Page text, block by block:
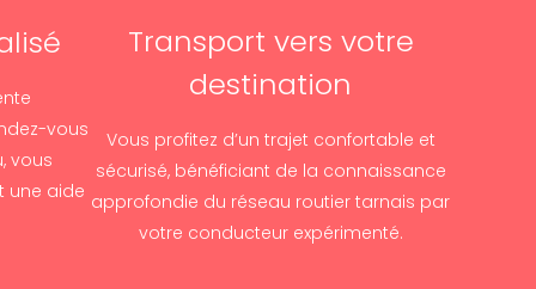
vous
vous
une aide
Transport vers votre
destination
Vous profitez d’un trajet confortable et
sécurisé, bénéficiant de la connaissance
approfondie du réseau routier tarnais par
votre conducteur expérimenté.